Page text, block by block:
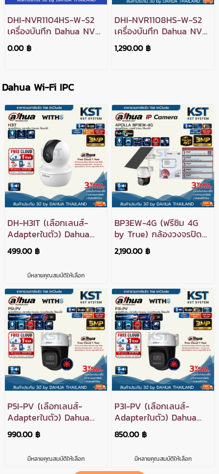
DHI-NVR1104HS-W-S2
เครื่องบันทึก Dahua NVR
4ช่อง Wi-Fi
0.00 ฿
DHI-NVR1108HS-W-S2
เครื่องบันทึก Dahua NVR
8ช่อง Wi-Fi
1,290.00 ฿
Dahua Wi-Fi IPC
DH-H3IT (เลือกเลนส์-
Adapterในตัว) Dahua
Indoor Fixed-Focal Wi-
Fi PT Network Camera
499.00 ฿
มีหลายคุณสมบัติให้เลือก
BP3EW-4G (ฟรีซิม 4G
by True) กล้องวงจรปิด
Dahua 4G Solar
Security System 3MP
2,190.00 ฿
P5I-PV (เลือกเลนส์-
Adapterในตัว) Dahua
Outdoor Fixed-Focal
Wi-Fi PT Network
990.00 ฿
มีหลายคุณสมบัติให้เลือก
P3I-PV (เลือกเลนส์-
Adapterในตัว) Dahua
Outdoor Fixed-Focal
Wi-Fi PT Network
850.00 ฿
มีหลายคุณสมบัติให้เลือก